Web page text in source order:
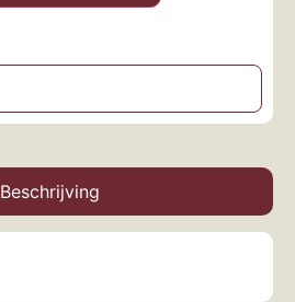
Beschrijving